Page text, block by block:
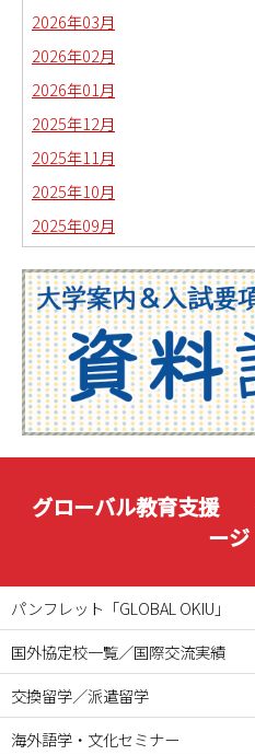
2026年03月
2026年02月
2026年01月
2025年12月
2025年11月
2025年10月
2025年09月
2025年07月
2025年06月
2025年05月
2025年04月
2025年03月
2025年02月
2025年01月
2024年10月
2024年09月
2024年08月
2024年07月
2024年06月
グローバル教育支援
ージ
パンフレット「GLOBAL OKIU」
国外協定校一覧／国際交流実績
交換留学／派遣留学
海外語学・文化セミナー